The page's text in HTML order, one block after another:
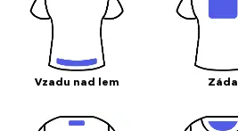
Vzadu nad lem Záda